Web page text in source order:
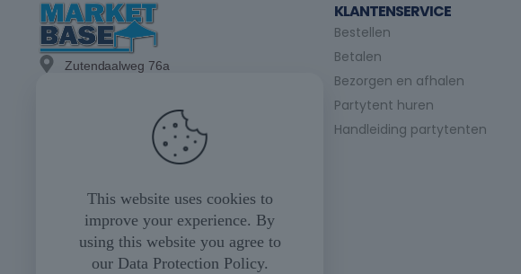
Zutendaalweg 76a
info@marketbase.be
+(32) 89/49.21.15
+(32) 475/24.98.07
+(32) 475/35.04.23
Maandag tot vrijdag08u00 tot 17u00
KLANTENSERVICE
Bestellen
Betalen
Bezorgen en afhalen
Partytent huren
Handleiding partytenten
This website uses cookies to
improve your experience. By
using this website you agree to
our Data Protection Policy.